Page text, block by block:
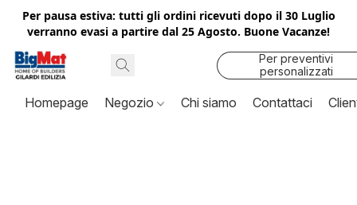
Per pausa estiva: tutti gli ordini ricevuti dopo il 30 Luglio
verranno evasi a partire dal 25 Agosto. Buone Vacanze!
Per preventivi
personalizzati
contattaci
Homepage Negozio Chi siamo Contattaci